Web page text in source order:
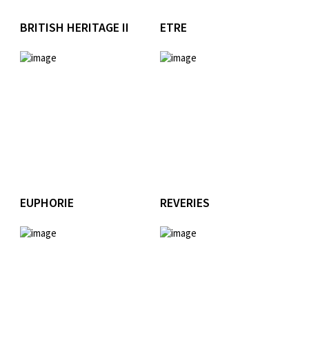
BRITISH HERITAGE II ETRE
EUPHORIE REVERIES